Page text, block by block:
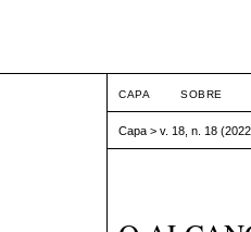
CAPA SOBRE
Capa > v. 18, n. 18